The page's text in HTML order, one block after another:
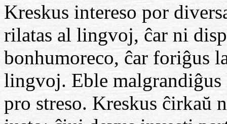
Kreskus intereso por
rilatas al lingvoj, ĉar ni
bonhumoreco, ĉar foriĝus
lingvoj. Eble
pro streso. Kreskus ĉirkaŭ